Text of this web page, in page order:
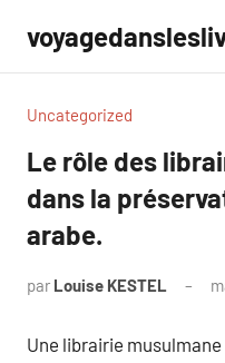
contenu
Uncategorized
Le rôle des
dans la
arabe.
par Louise KESTEL
Une librairie